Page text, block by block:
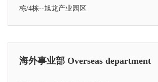
栋/4栋--旭龙产业园区
海外事业部 Overseas department